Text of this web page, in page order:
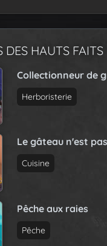
DES HAUTS FAITS
Collectionneur de
Herboristerie
Le gâteau n'est
Cuisine
Pêche aux raies
Pêche